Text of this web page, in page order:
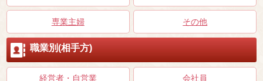
専業主婦 その他
職業別(相手方)
経営者・自営業 会社員